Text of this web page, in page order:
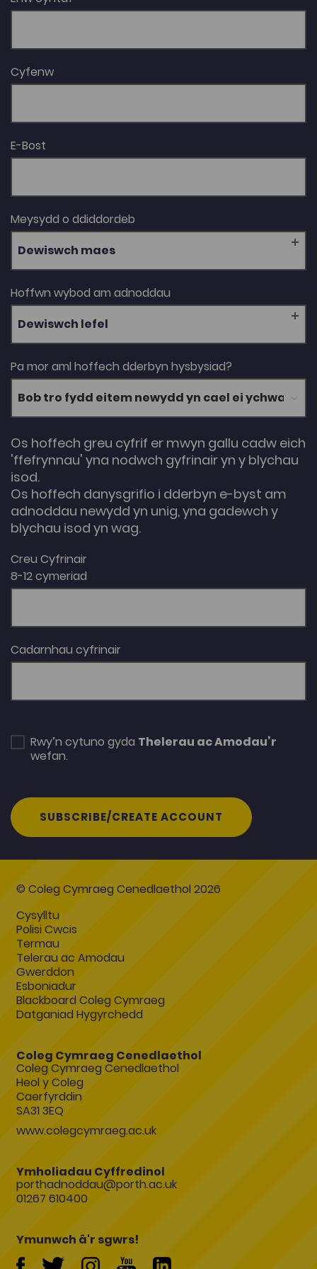
Cyfenw
E-Bost
Meysydd o ddiddordeb
Dewiswch maes
Hoffwn wybod am adnoddau
Dewiswch lefel
Pa mor aml hoffech dderbyn hysbysiad?
Os hoffech greu cyfrif er mwyn gallu cadw eich
'ffefrynnau' yna nodwch gyfrinair yn y blychau
isod.
Os hoffech danysgrifio i dderbyn e-byst am
adnoddau newydd yn unig, yna gadewch y
blychau isod yn wag.
Creu Cyfrinair
8-12 cymeriad
Cadarnhau cyfrinair
Rwy’n cytuno gyda Thelerau ac Amodau’r
wefan.
SUBSCRIBE/CREATE ACCOUNT
© Coleg Cymraeg Cenedlaethol 2026
Cysylltu
Polisi Cwcis
Termau
Telerau ac Amodau
Gwerddon
Esboniadur
Blackboard Coleg Cymraeg
Datganiad Hygyrchedd
Coleg Cymraeg Cenedlaethol
Coleg Cymraeg Cenedlaethol
Heol y Coleg
Caerfyrddin
SA31 3EQ
www.colegcymraeg.ac.uk
Ymholiadau Cyffredinol
porthadnoddau@porth.ac.uk
01267 610400
Ymunwch â'r sgwrs!